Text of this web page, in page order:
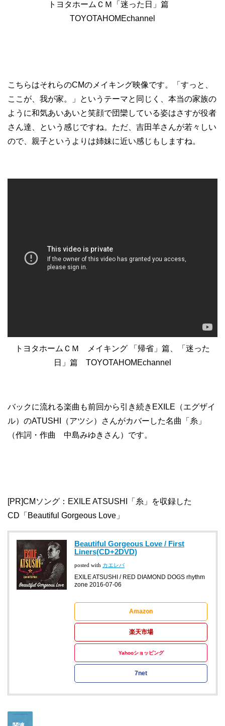
トヨタホームＣＭ「迷った日」篇
TOYOTAHOMEchannel
こちらはそれらのCMのメイキング映像です。「すっと、
ここが、我が家。」というテーマと同じく、本当の家族の
ように和気あいあいと笑顔で団欒している姿はさすが役者
さん達、という感じですね。ただ、吉田羊さんが若々しい
ので、親子というよりは姉妹に近い感じもしますね。
トヨタホームＣＭ メイキング 「帰省」篇、「迷った
日」篇 TOYOTAHOMEchannel
バックに流れる楽曲も前回から引き続きEXILE（エグザイ
ル）のATUSHI（アツシ）さんがカバーした名曲「糸」
（作詞・作曲 中島みゆきさん）です。
[PR]CMソング：EXILE ATSUSHI「糸」を収録した
CD「Beautiful Gorgeous Love」
Beautiful Gorgeous Love / First
Liners(CD+2DVD)
posted with カエレバ
EXILE ATSUSHI / RED DIAMOND DOGS rhythm
zone 2016-07-06
Amazon
楽天市場
Yahooショッピング
7net